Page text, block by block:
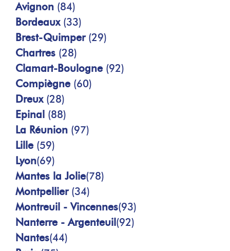
Avignon (84)
Bordeaux (33)
Brest-Quimper (29)
Chartres (28)
Clamart-Boulogne (92)
Compiègne (60)
Dreux (28)
Epinal (88)
La Réunion (97)
Lille (59)
Lyon(69)
Mantes la Jolie(78)
Montpellier (34)
Montreuil - Vincennes(93)
Nanterre - Argenteuil (92)
Nantes(44)